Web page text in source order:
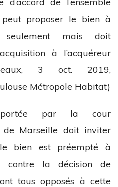
proposer le bien à
seulement mais doit
à l’acquéreur
3 oct. 2019,
Métropole Habitat)
par la cour
de Marseille doit inviter
bien est préempté à
contre la décision de
tous opposés à cette